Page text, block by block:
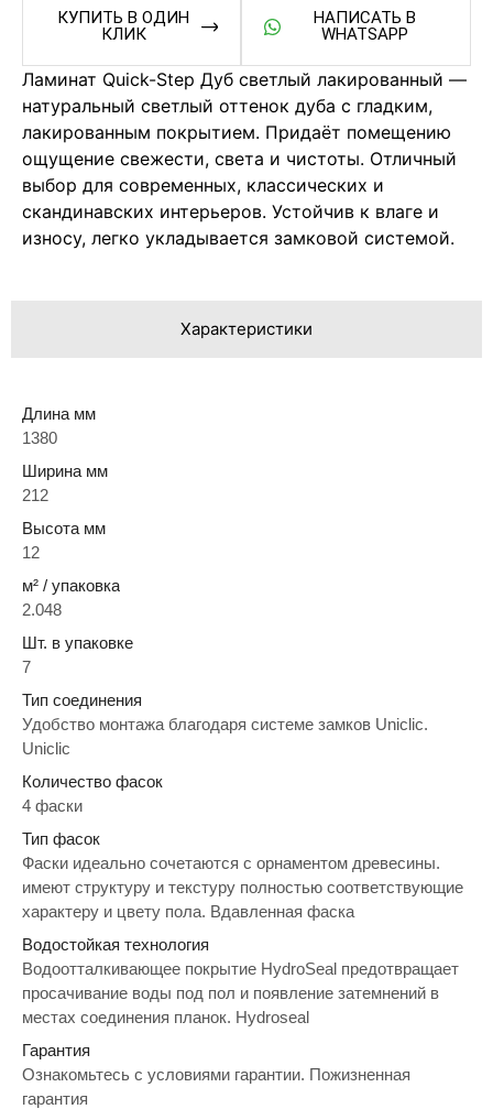
КУПИТЬ В ОДИН
КЛИК
НАПИСАТЬ В
WHATSAPP
Ламинат Quick-Step Дуб светлый лакированный —
натуральный светлый оттенок дуба с гладким,
лакированным покрытием. Придаёт помещению
ощущение свежести, света и чистоты. Отличный
выбор для современных, классических и
скандинавских интерьеров. Устойчив к влаге и
износу, легко укладывается замковой системой.
Характеристики
Длина мм
1380
Ширина мм
212
Высота мм
12
м² / упаковка
2.048
Шт. в упаковке
7
Тип соединения
Удобство монтажа благодаря системе замков Uniclic.
Uniclic
Количество фасок
4 фаски
Тип фасок
Фаски идеально сочетаются с орнаментом древесины.
имеют структуру и текстуру полностью соответствующие
характеру и цвету пола. Вдавленная фаска
Водостойкая технология
Водоотталкивающее покрытие HydroSeal предотвращает
просачивание воды под пол и появление затемнений в
местах соединения планок. Hydroseal
Гарантия
Ознакомьтесь с условиями гарантии. Пожизненная
гарантия